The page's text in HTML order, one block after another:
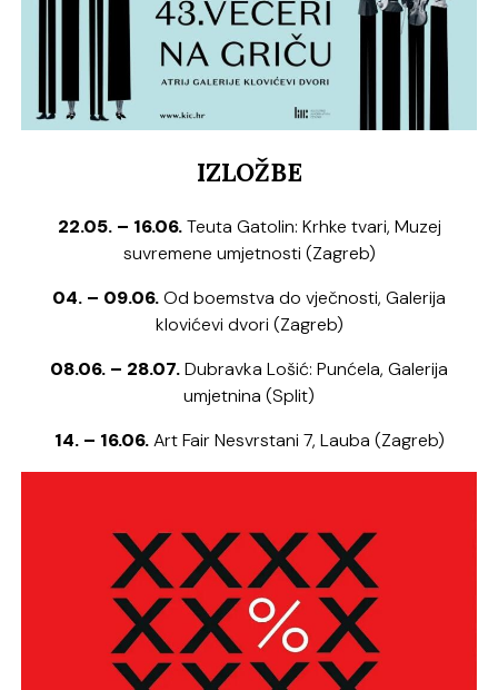
IZLOŽBE
22.05. – 16.06.Teuta Gatolin: Krhke tvari, Muzej
suvremene umjetnosti (Zagreb)
04. – 09.06.Od boemstva do vječnosti, Galerija
klovićevi dvori (Zagreb)
08.06. – 28.07.Dubravka Lošić: Punćela, Galerija
umjetnina (Split)
14. – 16.06.Art Fair Nesvrstani 7, Lauba (Zagreb)